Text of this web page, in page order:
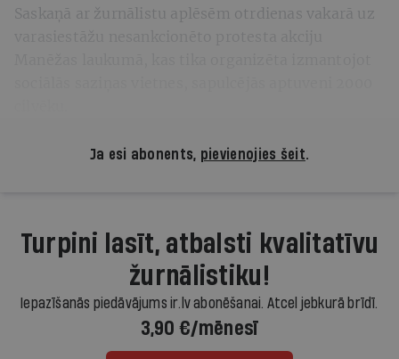
Saskaņā ar žurnālistu aplēsēm otrdienas vakarā uz
Ja esi abonents, pievienojies šeit.
Turpini lasīt, atbalsti kvalitatīvu
žurnālistiku!
Iepazīšanās piedāvājums ir.lv abonēšanai. Atcel jebkurā brīdī.
3,90 €/mēnesī